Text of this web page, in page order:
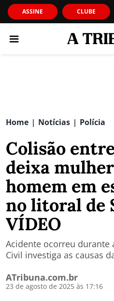
ASSINE CLUBE
Home | Notícias | Polícia
Colisão
deixa
homem em
no litoral de
VÍDEO
Acidente ocorreu durante
Civil investiga as causas
ATribuna.com.br
23 de agosto de 2025 às 17:16